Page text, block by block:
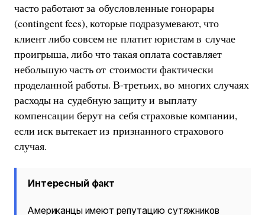
часто работают за обусловленные гонорары
(contingent fees), которые подразумевают, что
клиент либо совсем не платит юристам в случае
проигрыша, либо что такая оплата составляет
небольшую часть от стоимости фактически
проделанной работы. В-третьих, во многих случаях
расходы на судебную защиту и выплату
компенсации берут на себя страховые компании,
если иск вытекает из признанного страхового
случая.
Интересный факт
Американцы имеют репутацию сутяжников